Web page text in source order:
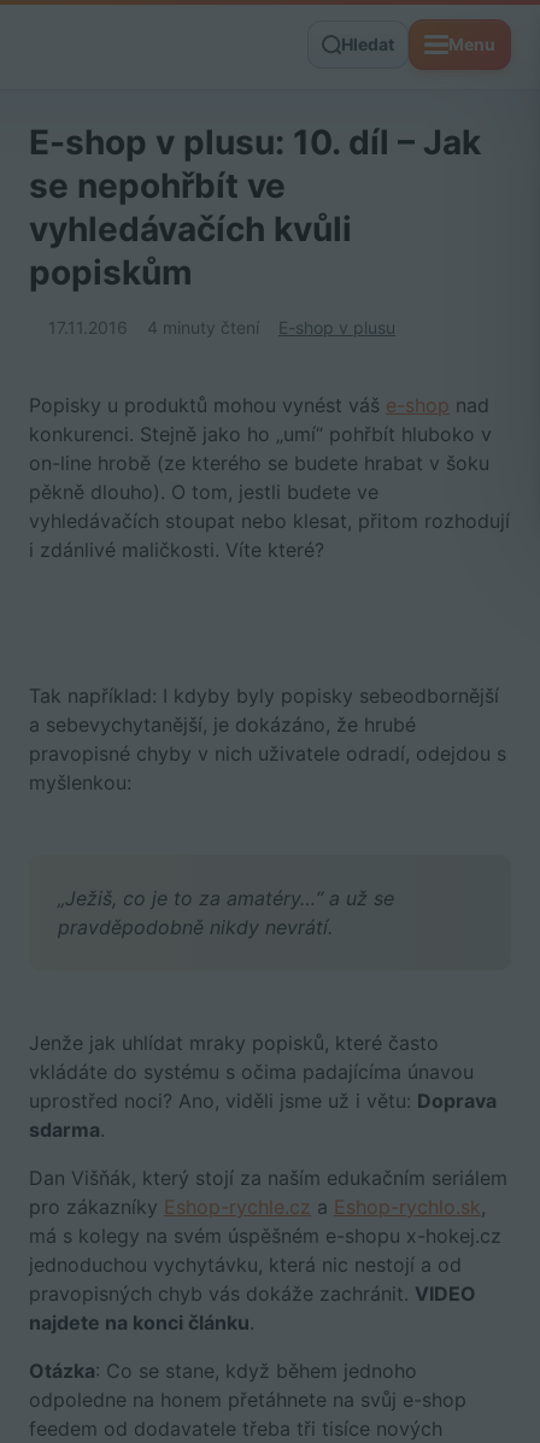
Hledat Menu
E-shop v plusu: 10. díl – Jak
se nepohřbít ve
vyhledávačích kvůli
popiskům
17.11.2016 4 minuty čtení E-shop v plusu
Popisky u produktů mohou vynést váš e-shop nad
konkurenci. Stejně jako ho „umí“ pohřbít hluboko v
on-line hrobě (ze kterého se budete hrabat v šoku
pěkně dlouho). O tom, jestli budete ve
vyhledávačích stoupat nebo klesat, přitom rozhodují
i zdánlivé maličkosti. Víte které?
Tak například: I kdyby byly popisky sebeodbornější
a sebevychytanější, je dokázáno, že hrubé
pravopisné chyby v nich uživatele odradí, odejdou s
myšlenkou:
„Ježiš, co je to za amatéry…“ a už se
pravděpodobně nikdy nevrátí.
Jenže jak uhlídat mraky popisků, které často
vkládáte do systému s očima padajícíma únavou
uprostřed noci? Ano, viděli jsme už i větu: Doprava
sdarma.
Dan Višňák, který stojí za naším edukačním seriálem
pro zákazníky Eshop-rychle.cz a Eshop-rychlo.sk,
má s kolegy na svém úspěšném e-shopu x-hokej.cz
jednoduchou vychytávku, která nic nestojí a od
pravopisných chyb vás dokáže zachránit. VIDEO
najdete na konci článku.
Otázka: Co se stane, když během jednoho
odpoledne na honem přetáhnete na svůj e-shop
feedem od dodavatele třeba tři tisíce nových